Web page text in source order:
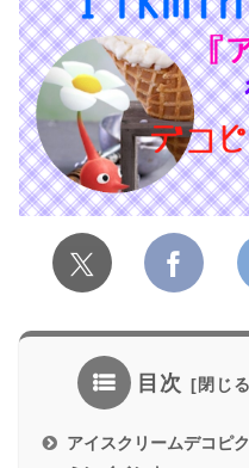
目次
アイスクリームデコピク